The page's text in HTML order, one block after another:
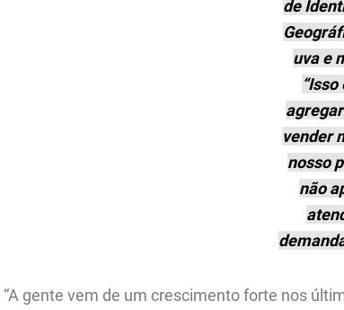
de
uva e
vender
nosso
não
“A gente vem de um crescimento forte nos